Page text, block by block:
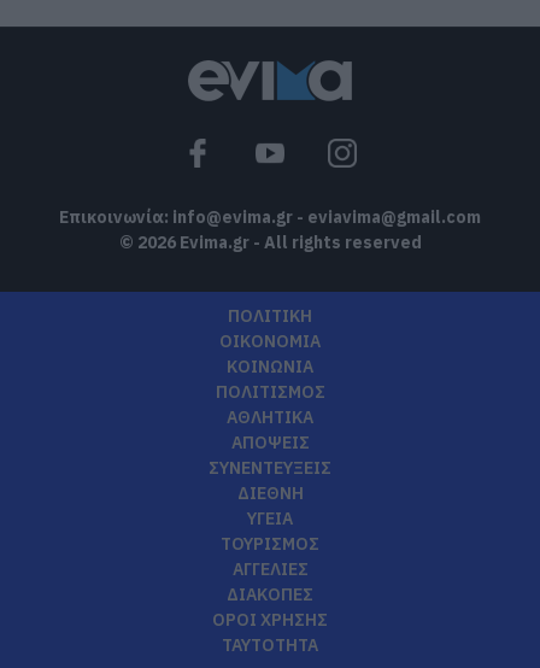
Επικοινωνία: info@evima.gr - eviavima@gmail.com
© 2026 Evima.gr - All rights reserved
ΠΟΛΙΤΙΚΗ
ΟΙΚΟΝΟΜΙΑ
ΚΟΙΝΩΝΙΑ
ΠΟΛΙΤΙΣΜΟΣ
ΑΘΛΗΤΙΚΑ
ΑΠΟΨΕΙΣ
ΣΥΝΕΝΤΕΥΞΕΙΣ
ΔΙΕΘΝΗ
ΥΓΕΙΑ
ΤΟΥΡΙΣΜΟΣ
ΑΓΓΕΛΙΕΣ
ΔΙΑΚΟΠΕΣ
ΟΡΟΙ ΧΡΗΣΗΣ
ΤΑΥΤΟΤΗΤΑ